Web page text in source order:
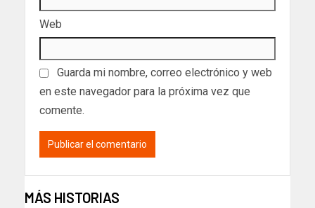
Web
Guarda mi nombre, correo electrónico y web
en este navegador para la próxima vez que
comente.
MÁS HISTORIAS